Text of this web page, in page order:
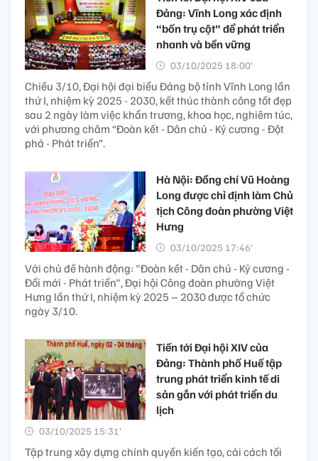
Đảng: Vĩnh Long xác định
“bốn trụ cột” để phát triển
nhanh và bền vững
03/10/2025 18:00’
Chiều 3/10, Đại hội đại biểu Đảng bộ tỉnh Vĩnh Long lần
thứ I, nhiệm kỳ 2025 - 2030, kết thúc thành công tốt đẹp
sau 2 ngày làm việc khẩn trương, khoa học, nghiêm túc,
với phương châm “Đoàn kết - Dân chủ - Kỷ cương - Đột
phá - Phát triển”.
Hà Nội: Đồng chí Vũ Hoàng
Long được chỉ định làm Chủ
tịch Công đoàn phường Việt
Hưng
03/10/2025 17:46’
Với chủ đề hành động: "Đoàn kết - Dân chủ - Kỷ cương -
Đổi mới - Phát triển", Đại hội Công đoàn phường Việt
Hưng lần thứ I, nhiệm kỳ 2025 – 2030 được tổ chức
ngày 3/10.
Tiến tới Đại hội XIV của
Đảng: Thành phố Huế tập
trung phát triển kinh tế di
sản gắn với phát triển du
lịch
03/10/2025 15:31’
Tập trung xây dựng chính quyền kiến tạo, cải cách tối